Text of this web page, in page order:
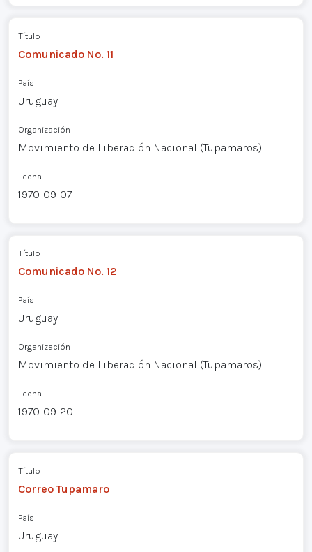
Título
Comunicado No. 11
País
Uruguay
Organización
Movimiento de Liberación Nacional (Tupamaros)
Fecha
1970-09-07
Título
Comunicado No. 12
País
Uruguay
Organización
Movimiento de Liberación Nacional (Tupamaros)
Fecha
1970-09-20
Título
Correo Tupamaro
País
Uruguay